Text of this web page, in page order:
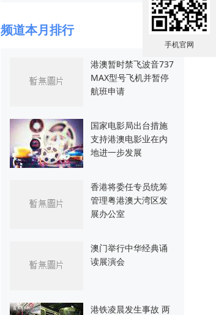
频道本月排行
港澳暂时禁飞波音737
MAX型号飞机并暂停
航班申请
国家电影局出台措施
支持港澳电影业在内
地进一步发展
香港将委任专员统筹
管理粤港澳大湾区发
展办公室
澳门举行中华经典诵
读展演会
港铁凌晨发生事故 两
手机官网